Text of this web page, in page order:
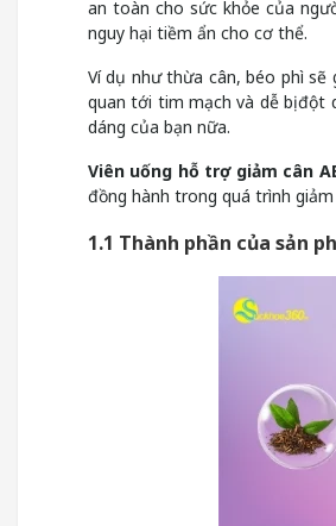
an toàn cho sức khỏe của
nguy hại tiềm ẩn cho cơ thể.
Ví dụ như thừa cân, béo phì sẽ
quan tới tim mạch và dễ bị đột
dáng của bạn nữa.
Viên uống hỗ trợ giảm cân
đồng hành trong quá trình
1.1 Thành phần của sản